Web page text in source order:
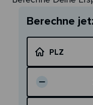
Berechne
PLZ